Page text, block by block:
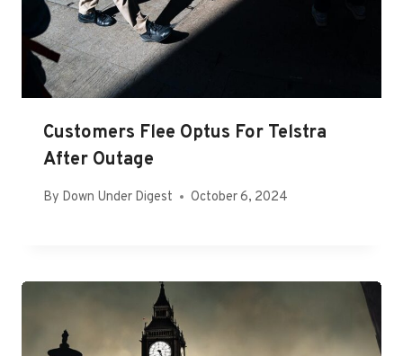
Customers Flee Optus For Telstra
After Outage
By Down Under Digest October 6, 2024